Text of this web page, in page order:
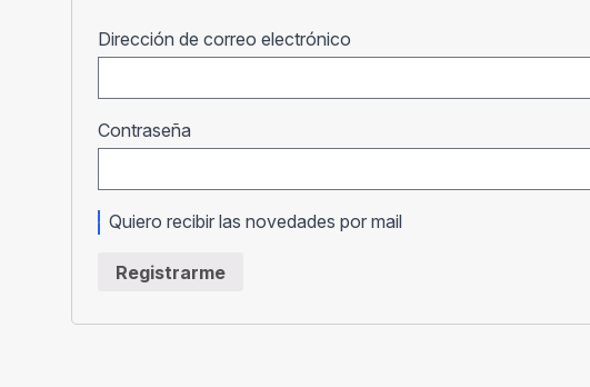
Dirección de correo electrónico
Contraseña
Quiero recibir las novedades por mail
Registrarme